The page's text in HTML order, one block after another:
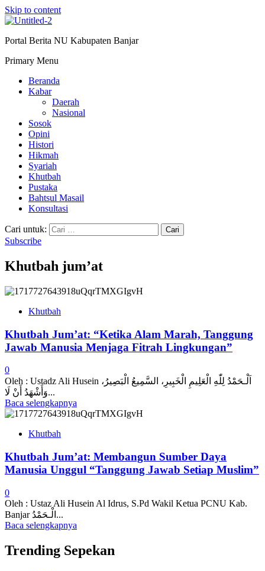
Skip to content
Portal Berita NU Kabupaten Banjar
Primary Menu
Beranda
Kabar
Daerah
Nasional
Sosok
Opini
Histori
Hikmah
Syariah
Khutbah
Pustaka
Bahtsul Masail
Konsultasi
Cari untuk:
Subscribe
Khutbah jum’at
Khutbah
Khutbah Jum’at: “Ketika Alam Marah, Tanggung
Jawab Manusia Menjaga Fitrah Lingkungan”
0
Oleh : Ustadz Ali Husein اَلْـحَمْدُ لِلّٰهِ الْعَلِيمِ الْخَبِيرِ، السَّمِيعُ الْبَصِيرُ،
وَأَشْهَدُ أَنْ لَا...
Baca selengkapnya
Khutbah
Khutbah Jum’at: Membangun Sumber Daya
Manusia Unggul “Tanggung Jawab Setiap Muslim”
0
Oleh : Ustaz Ali Husein Al Idrus, S.Pd Wakil Ketua PCNU Kab.
Banjar الْـحَمْدُ...
Baca selengkapnya
Trending Sepekan